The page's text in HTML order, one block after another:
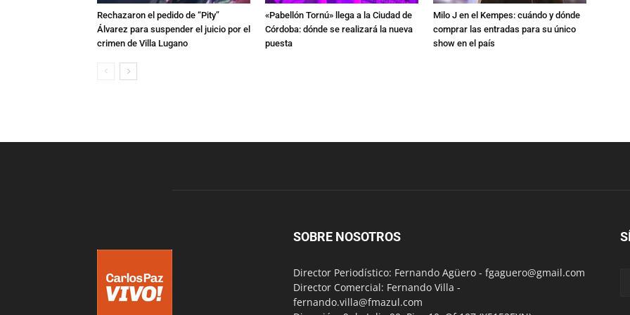
Rechazaron el pedido de “Pity”
Álvarez para suspender el juicio por el
crimen de Villa Lugano
«Pabellón Tornú» llega a la Ciudad de
Córdoba: dónde se realizará la nueva
puesta
Milo J en el Kempes: cuándo y dónde
comprar las entradas para su único
show en el país
SOBRE NOSOTROS
Director Periodístico: Fernando Agüero - fgaguero@gmail.com
Director Comercial: Fernando Villa -
fernando.villa@fmazul.com